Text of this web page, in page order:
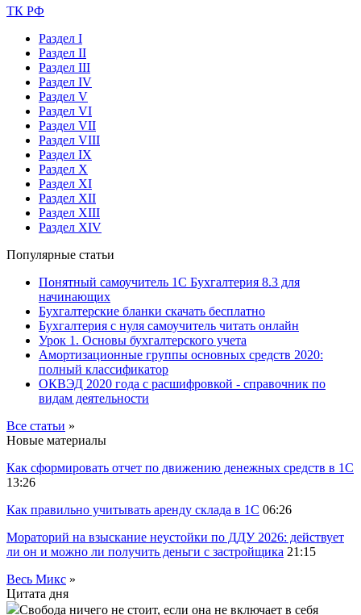
ТК РФ
Раздел I
Раздел II
Раздел III
Раздел IV
Раздел V
Раздел VI
Раздел VII
Раздел VIII
Раздел IX
Раздел X
Раздел XI
Раздел XII
Раздел XIII
Раздел XIV
Популярные статьи
Понятный самоучитель 1С Бухгалтерия 8.3 для
начинающих
Бухгалтерские бланки скачать бесплатно
Бухгалтерия с нуля самоучитель читать онлайн
Урок 1. Основы бухгалтерского учета
Амортизационные группы основных средств 2020:
полный классификатор
ОКВЭД 2020 года с расшифровкой - справочник по
видам деятельности
Все статьи »
Новые материалы
Как сформировать отчет по движению денежных средств в 1С
13:26
Как правильно учитывать аренду склада в 1С 06:26
Мораторий на взыскание неустойки по ДДУ 2026: действует
ли он и можно ли получить деньги с застройщика 21:15
Весь Микс »
Цитата дня
Свобода ничего не стоит, если она не включает в себя